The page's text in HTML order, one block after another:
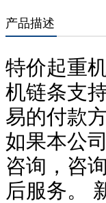
产品描述
特价起重
机链条支
易的付款
如果本公
咨询，咨
后服务。